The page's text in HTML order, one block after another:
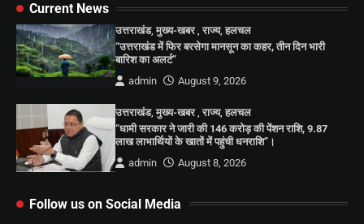
Current News
उत्तराखंड,मुख्य-खबर,राज्य,हलचल
“उत्तराखंड में फिर बरसेगा मानसून का कहर, तीन दिन भारी
बारिश का अलर्ट”
admin
August 9, 2026
उत्तराखंड,मुख्य-खबर ,राज्य,हलचल
“धामी सरकार ने जारी की 146 करोड़ की पेंशन राशि, 9.87
लाख लाभार्थियों के खातों में पहुंची धनराशि”।
admin
August 8, 2026
Follow us on Social Media